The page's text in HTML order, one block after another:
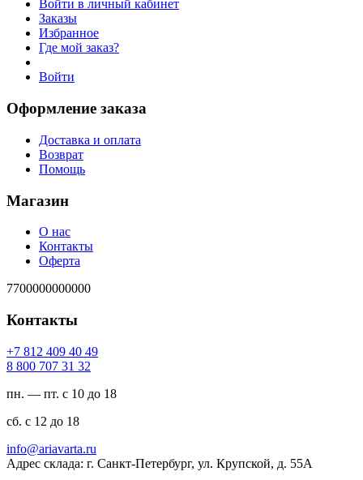
Войти в личный кабинет
Заказы
Избранное
Где мой заказ?
Войти
Оформление заказа
Доставка и оплата
Возврат
Помощь
Магазин
О нас
Контакты
Оферта
7700000000000
Контакты
94 04 904 218 7+
23 13 707 008 8
пн. — пт. с 10 до 18
сб. с 12 до 18
ur.atravaira@ofni
Адрес склада: г. Санкт-Петербург, ул. Крупской, д. 55А